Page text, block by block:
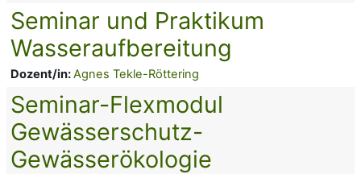
Seminar und Praktikum
Wasseraufbereitung
Dozent/in:Agnes Tekle-Röttering
Seminar-Flexmodul
Gewässerschutz-
Gewässerökologie